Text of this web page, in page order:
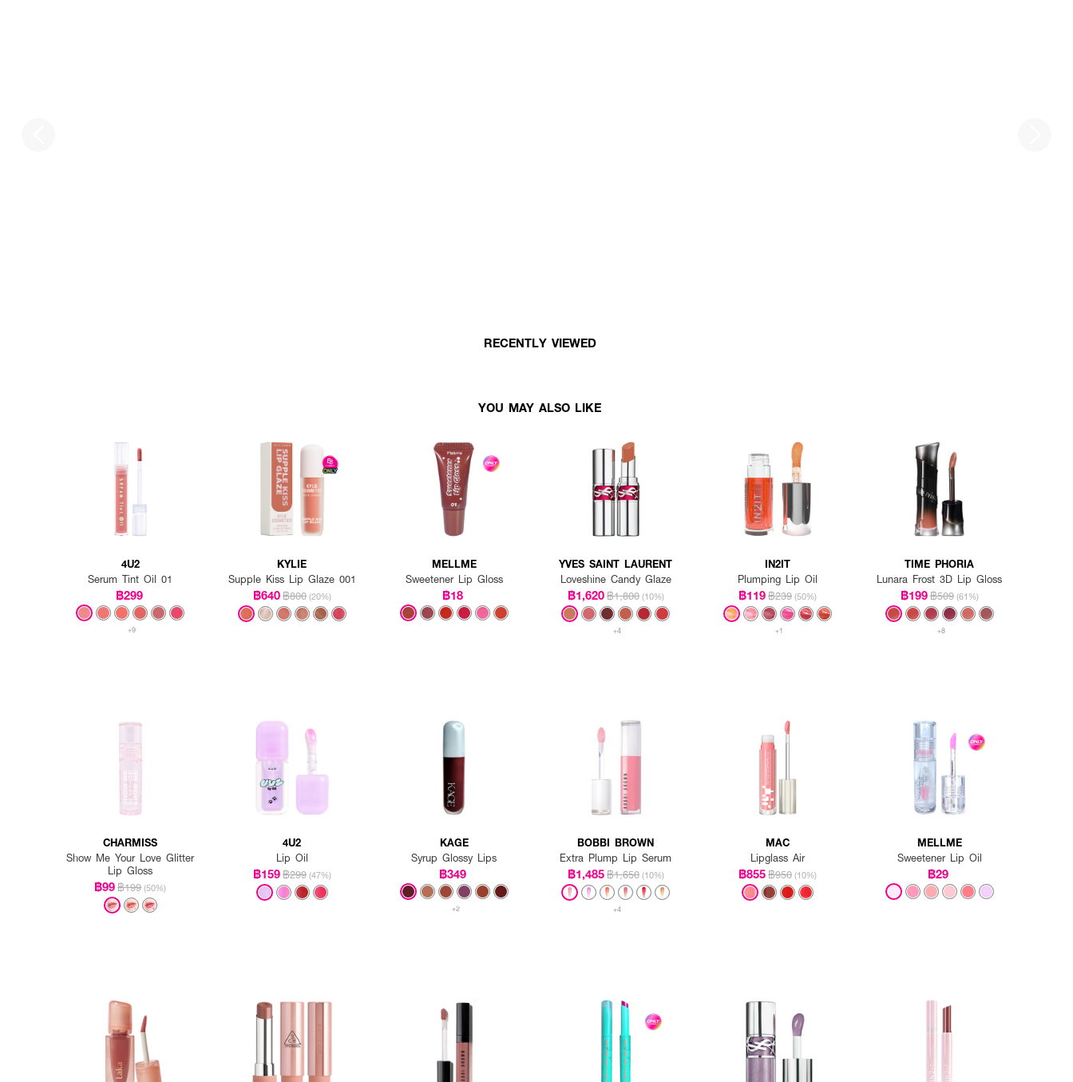
RECENTLY VIEWED
YOU MAY ALSO LIKE
4U2
Serum Tint Oil 01
฿299
+9
KYLIE
Supple Kiss Lip Glaze 001
฿640฿800 (20%)
MELLME
Sweetener Lip Gloss
฿18
YVES SAINT LAURENT
Loveshine Candy Glaze
฿1,620฿1,800 (10%)
+4
IN2IT
Plumping Lip Oil
฿119฿239 (50%)
+1
TIME PHORIA
Lunara Frost 3D Lip Gloss
฿199฿509 (61%)
+8
CHARMISS
Show Me Your Love Glitter
Lip Gloss
฿99฿199 (50%)
4U2
Lip Oil
฿159฿299 (47%)
KAGE
Syrup Glossy Lips
฿349
+2
BOBBI BROWN
Extra Plump Lip Serum
฿1,485฿1,650 (10%)
+4
MAC
Lipglass Air
฿855฿950 (10%)
MELLME
Sweetener Lip Oil
฿29